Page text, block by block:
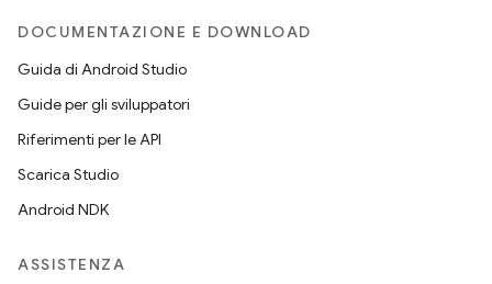
DOCUMENTAZIONE E DOWNLOAD
Guida di Android Studio
Guide per gli sviluppatori
Riferimenti per le API
Scarica Studio
Android NDK
ASSISTENZA